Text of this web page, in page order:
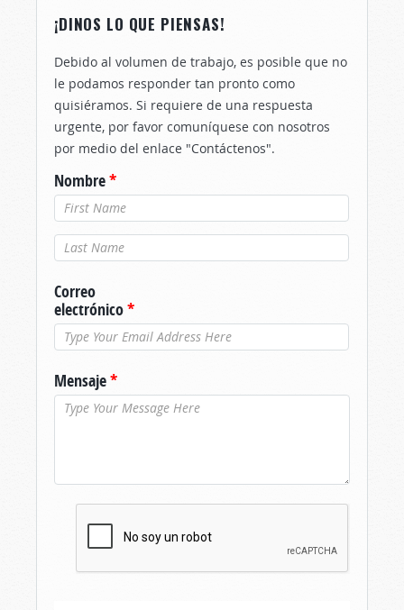
¡DINOS LO QUE PIENSAS!
Debido al volumen de trabajo, es posible que no
le podamos responder tan pronto como
quisiéramos. Si requiere de una respuesta
urgente, por favor comuníquese con nosotros
por medio del enlace "Contáctenos".
Nombre*
Apellido*
Correo
electrónico*
Mensaje*